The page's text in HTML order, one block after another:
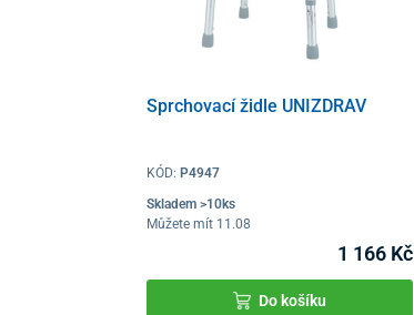
Sprchovací židle UNIZDRAV
KÓD:P4947
Skladem >10ks
Můžete mít 11.08
1 166 Kč
Do košíku